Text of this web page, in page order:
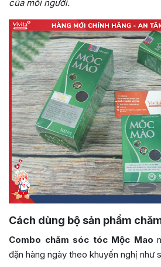
của mỗi người.
Cách dùng bộ sản phẩm
Combo chăm sóc tóc Mộc Mao
đặn hàng ngày theo khuyến nghị như